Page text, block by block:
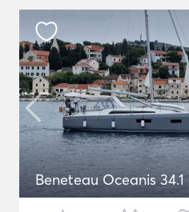
Beneteau Oceanis 34.1